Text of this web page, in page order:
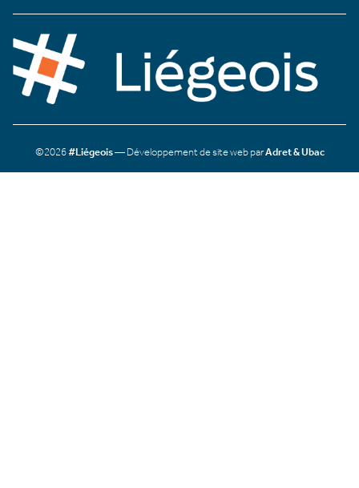
©2026#Liégeois— Développement de site web parAdret & Ubac